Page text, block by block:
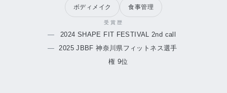
ボディメイク 食事管理
受賞歴
2024 SHAPE FIT FESTIVAL 2nd call
2025 JBBF 神奈川県フィットネス選手
権 9位